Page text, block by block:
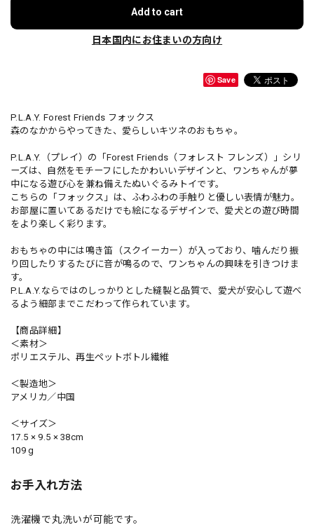
Add to cart
日本国内にお住まいの方向け
Save
P.L.A.Y. Forest Friends フォックス
森のなかからやってきた、愛らしいキツネのおもちゃ。
P.L.A.Y.（プレイ）の「Forest Friends（フォレスト フレンズ）」シリ
ーズは、自然をモチーフにしたかわいいデザインと、ワンちゃんが夢
中になる遊び心を兼ね備えたぬいぐるみトイです。
こちらの「フォックス」は、ふわふわの手触りと優しい表情が魅力。
お部屋に置いてあるだけでも絵になるデザインで、愛犬との遊び時間
をより楽しく彩ります。
おもちゃの中には鳴き笛（スクイーカー）が入っており、噛んだり振
り回したりするたびに音が鳴るので、ワンちゃんの興味を引きつけま
す。
P.L.A.Y.ならではのしっかりとした縫製と品質で、愛犬が安心して遊べ
るよう細部までこだわって作られています。
【商品詳細】
＜素材＞
ポリエステル、再生ペットボトル繊維
＜製造地＞
アメリカ／中国
＜サイズ＞
17.5 × 9.5 × 38cm
109 g
お手入れ方法
洗濯機で丸洗いが可能です。